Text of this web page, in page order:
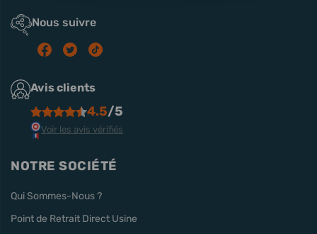
Nous suivre
Avis clients
4.5/5
Voir les avis vérifiés
NOTRE SOCIÉTÉ
Qui Sommes-Nous ?
Point de Retrait Direct Usine